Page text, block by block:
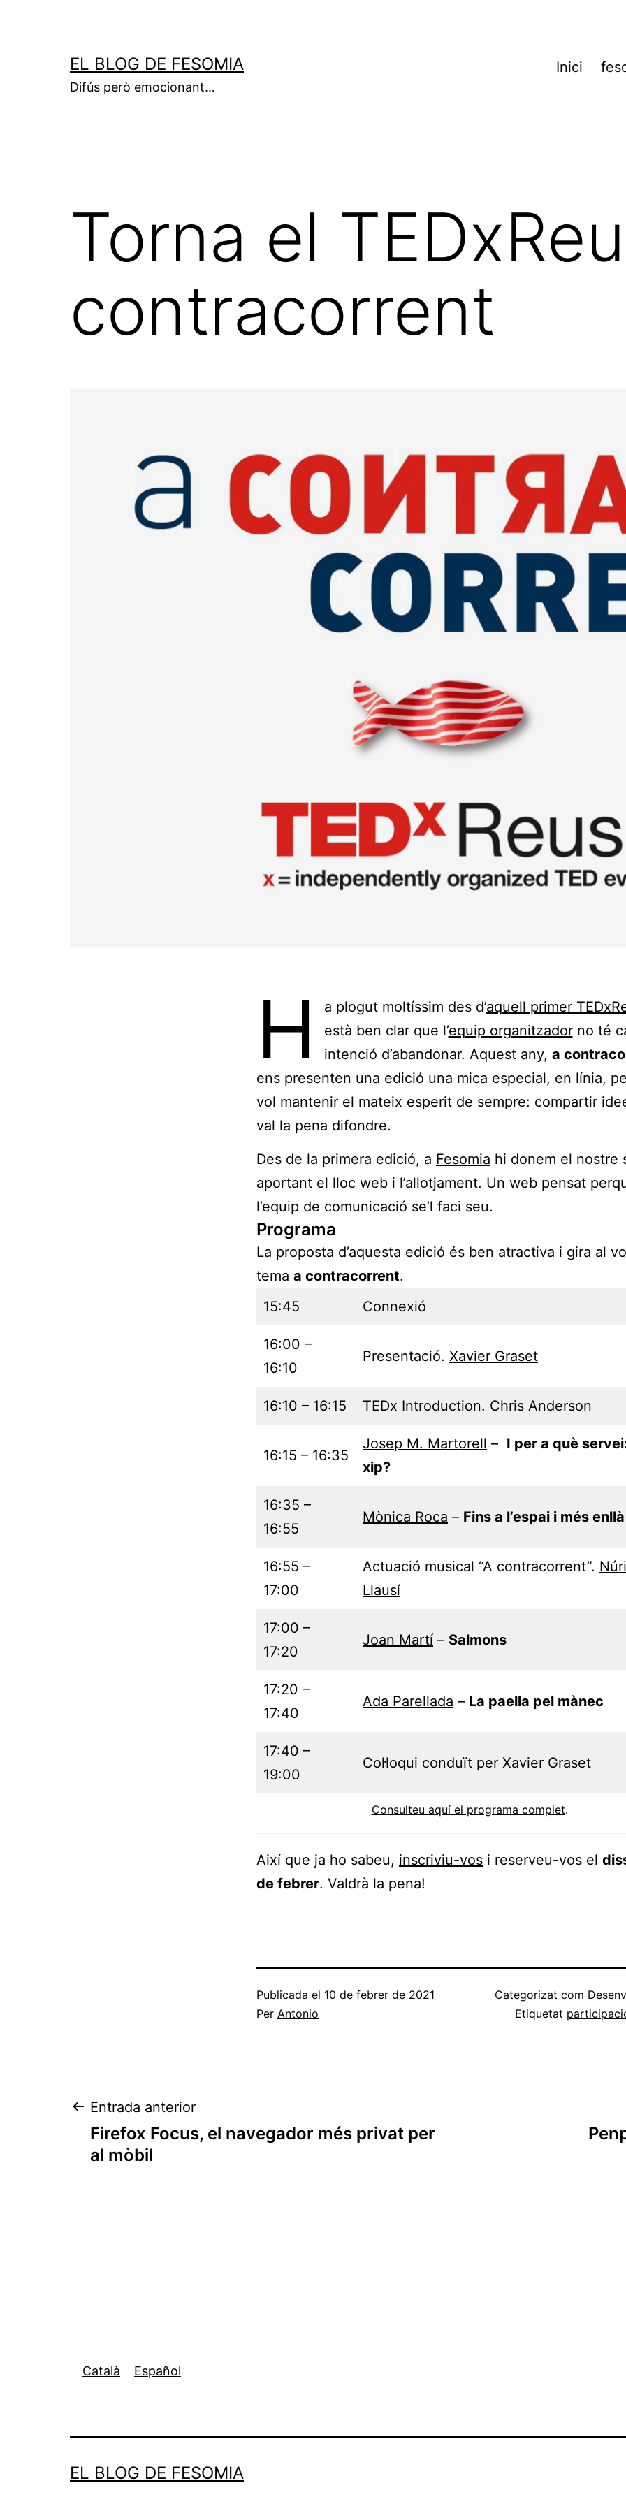
EL BLOG DE FESOMIA
Difús però emocionant…
Inici
Torna el
contracorrent
H a plogut moltíssim des d’aquell primer
està ben clar que l’equip organitzadorno té
intenció d’abandonar. Aquest any, a
ens presenten una edició una mica especial, en línia,
vol mantenir el mateix esperit de sempre: compartir
val la pena difondre.
Des de la primera edició, a Fesomia hi donem el nostre
aportant el lloc web i l’allotjament. Un web pensat
l’equip de comunicació se’l faci seu.
Programa
La proposta d’aquesta edició és ben atractiva i gira al
tema a contracorrent.
15:45
Connexió
16:00 –
16:10
Presentació. Xavier Graset
16:10 – 16:15 TEDx Introduction. Chris Anderson
16:15 – 16:35
Josep M. Martorell – I per a què
xip?
16:35 –
16:55
Mònica Roca – Fins a l’espai i més enllà
16:55 –
17:00
Actuació musical “A contracorrent”.
Llausí
17:00 –
17:20
Joan Martí – Salmons
17:20 –
17:40
Ada Parellada – La paella pel mànec
17:40 –
19:00
Col·loqui conduït per Xavier Graset
Consulteu aquí el programa complet.
Així que ja ho sabeu, inscriviu-vos i reserveu-vos el
de febrer. Valdrà la pena!
Publicada el 10 de febrer de 2021
Per Antonio
Categorizat com
Etiquetat
Navegació
d'entrades
Entrada anterior
Firefox Focus, el navegador més privat per
al mòbil
Català Español
EL BLOG DE FESOMIA